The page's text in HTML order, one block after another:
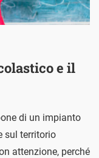
e il
di un impianto
sul territorio
attenzione, perché